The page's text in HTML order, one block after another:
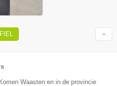
Waasten en in de provincie